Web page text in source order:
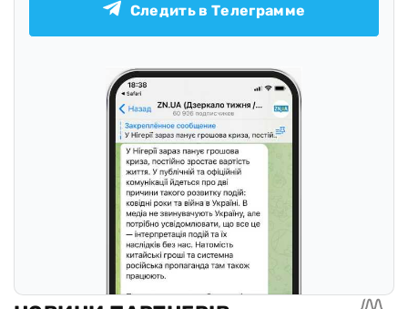
Следить в Телеграмме